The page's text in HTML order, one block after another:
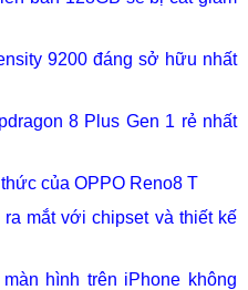
9200 đáng sở hữu nhất
8 Plus Gen 1 rẻ nhất
của OPPO Reno8 T
mắt với chipset và thiết kế
hình trên iPhone không